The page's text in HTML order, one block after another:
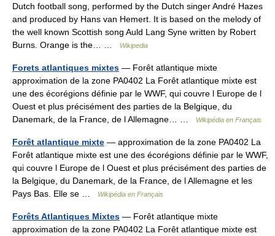
Dutch football song, performed by the Dutch singer André Hazes
and produced by Hans van Hemert. It is based on the melody of
the well known Scottish song Auld Lang Syne written by Robert
Burns. Orange is the… …
Wikipedia
Forets atlantiques mixtes — Forêt atlantique mixte
approximation de la zone PA0402 La Forêt atlantique mixte est
une des écorégions définie par le WWF, qui couvre l Europe de l
Ouest et plus précisément des parties de la Belgique, du
Danemark, de la France, de l Allemagne… …
Wikipédia en Français
Forêt atlantique mixte — approximation de la zone PA0402 La
Forêt atlantique mixte est une des écorégions définie par le WWF,
qui couvre l Europe de l Ouest et plus précisément des parties de
la Belgique, du Danemark, de la France, de l Allemagne et les
Pays Bas. Elle se …
Wikipédia en Français
Forêts Atlantiques Mixtes — Forêt atlantique mixte
approximation de la zone PA0402 La Forêt atlantique mixte est